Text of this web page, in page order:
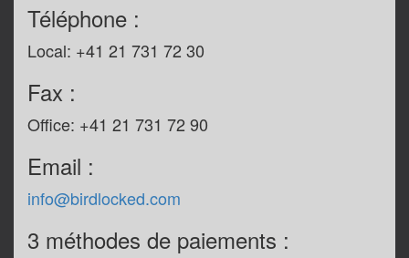
Téléphone :
Local: +41 21 731 72 30
Fax :
Office: +41 21 731 72 90
Email :
info@birdlocked.com
3 méthodes de paiements :